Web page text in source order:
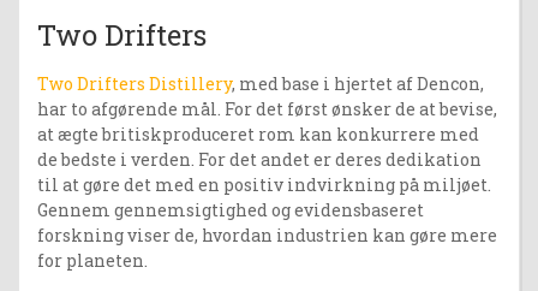
Two Drifters
Two Drifters Distillery, med base i hjertet af Dencon,
har to afgørende mål. For det først ønsker de at bevise,
at ægte britiskproduceret rom kan konkurrere med
de bedste i verden. For det andet er deres dedikation
til at gøre det med en positiv indvirkning på miljøet.
Gennem gennemsigtighed og evidensbaseret
forskning viser de, hvordan industrien kan gøre mere
for planeten.